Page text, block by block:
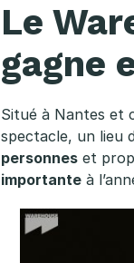
Le
gagne
Situé à Nantes et
spectacle, un lieu
personneset
importanteà